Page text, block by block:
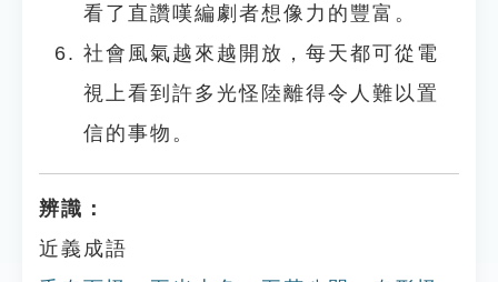
看了直讚嘆編劇者想像力的豐富。
社會風氣越來越開放，每天都可從電
視上看到許多光怪陸離得令人難以置
信的事物。
辨識：
近義成語